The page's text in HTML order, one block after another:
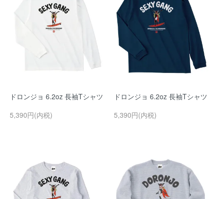
ドロンジョ 6.2oz 長袖Tシャツ
5,390円(内税)
ドロンジョ 6.2oz 長袖Tシャツ
5,390円(内税)